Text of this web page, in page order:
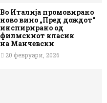
Во Италија промовирано
ново вино „Пред дождот“
инспирирано од
филмскиот класик
на Манчевски
20 февруари, 2026